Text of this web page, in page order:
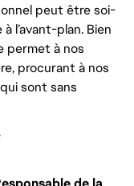
peut être soi-
l’avant-plan. Bien
permet à nos
procurant à nos
sont sans